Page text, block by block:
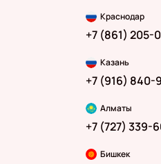
Краснодар
+7 (861) 205-
Казань
+7 (916) 840-
Алматы
+7 (727) 339-
Бишкек